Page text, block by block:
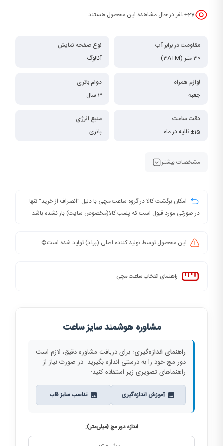
27+ نفر در حال مشاهده این محصول هستند
مقاومت در برابر آب
30 متر (3ATM)
نوع صفحه نمایش
آنالوگ
لوازم همراه
جعبه
دوام باتری
3 سال
دقت ساعت
±15 ثانیه در ماه
منبع انرژی
باتری
مشخصات بیشتر
امکان برگشت کالا در گروه ساعت مچی با دلیل "انصراف از خرید" تنها
در صورتی مورد قبول است که پلمب کالا(مخصوص سایت) باز نشده باشد.
این محصول توسط تولید کننده اصلی (برند) تولید شده است©️
راهنمای انتخاب ساعت مچی
مشاوره هوشمند سایز ساعت
راهنمای اندازه‌گیری: برای دریافت مشاوره دقیق، لازم است
دور مچ خود را به درستی اندازه بگیرید. در صورت نیاز از
راهنماهای تصویری زیر استفاده کنید:
آموزش اندازه‌گیری تناسب سایز قاب
اندازه دور مچ (میلی‌متر):